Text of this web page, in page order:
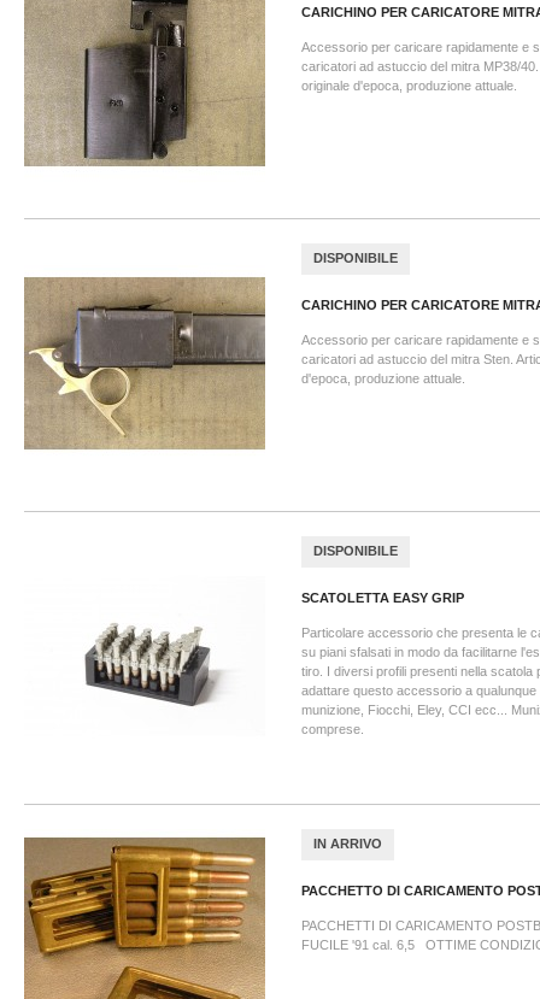
CARICHINO PER CARICATORE
Accessorio per caricare rapidamente e
caricatori ad astuccio del mitra MP38/
originale d'epoca, produzione attuale.
DISPONIBILE
CARICHINO PER CARICATORE
Accessorio per caricare rapidamente e
caricatori ad astuccio del mitra Sten.
d'epoca, produzione attuale.
DISPONIBILE
SCATOLETTA EASY GRIP
Particolare accessorio che presenta le
su piani sfalsati in modo da facilitarne
tiro. I diversi profili presenti nella scatola
adattare questo accessorio a qualunque
munizione, Fiocchi, Eley, CCI ecc...
comprese.
IN ARRIVO
PACCHETTO DI CARICAMENTO
PACCHETTI DI CARICAMENTO
FUCILE '91 cal. 6,5 OTTIME